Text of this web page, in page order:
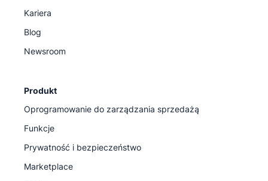
Kariera
Blog
Newsroom
Produkt
Oprogramowanie do zarządzania sprzedażą
Funkcje
Prywatność i bezpieczeństwo
Marketplace